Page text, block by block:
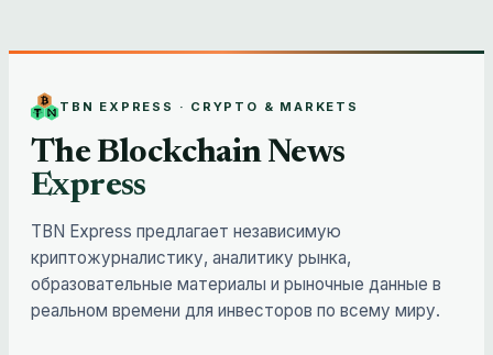
TBN EXPRESS · CRYPTO & MARKETS
The Blockchain News
Express
TBN Express предлагает независимую
криптожурналистику, аналитику рынка,
образовательные материалы и рыночные данные в
реальном времени для инвесторов по всему миру.